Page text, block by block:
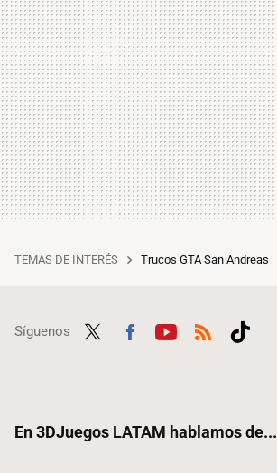
TEMAS DE INTERÉS Trucos GTA San Andreas
Síguenos
En 3DJuegos LATAM hablamos de...